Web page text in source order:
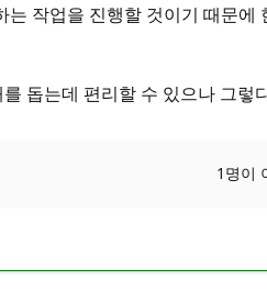
작업을 진행할 것이기 때문에
돕는데 편리할 수 있으나 그렇
1명이